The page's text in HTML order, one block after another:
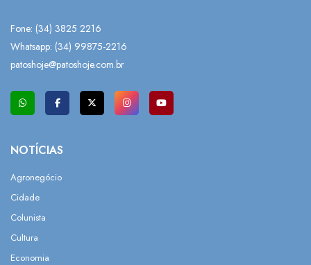
Fone: (34) 3825 2216
Whatsapp: (34) 99875-2216
patoshoje@patoshoje.com.br
NOTÍCIAS
Agronegócio
Cidade
Colunista
Cultura
Economia